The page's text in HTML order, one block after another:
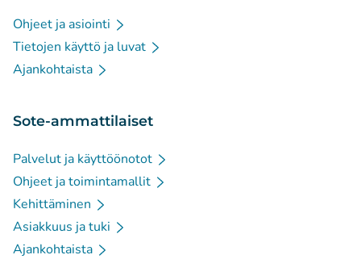
Ohjeet ja asiointi
Tietojen käyttö ja luvat
Ajankohtaista
Sote-ammattilaiset
Palvelut ja käyttöönotot
Ohjeet ja toimintamallit
Kehittäminen
Asiakkuus ja tuki
Ajankohtaista